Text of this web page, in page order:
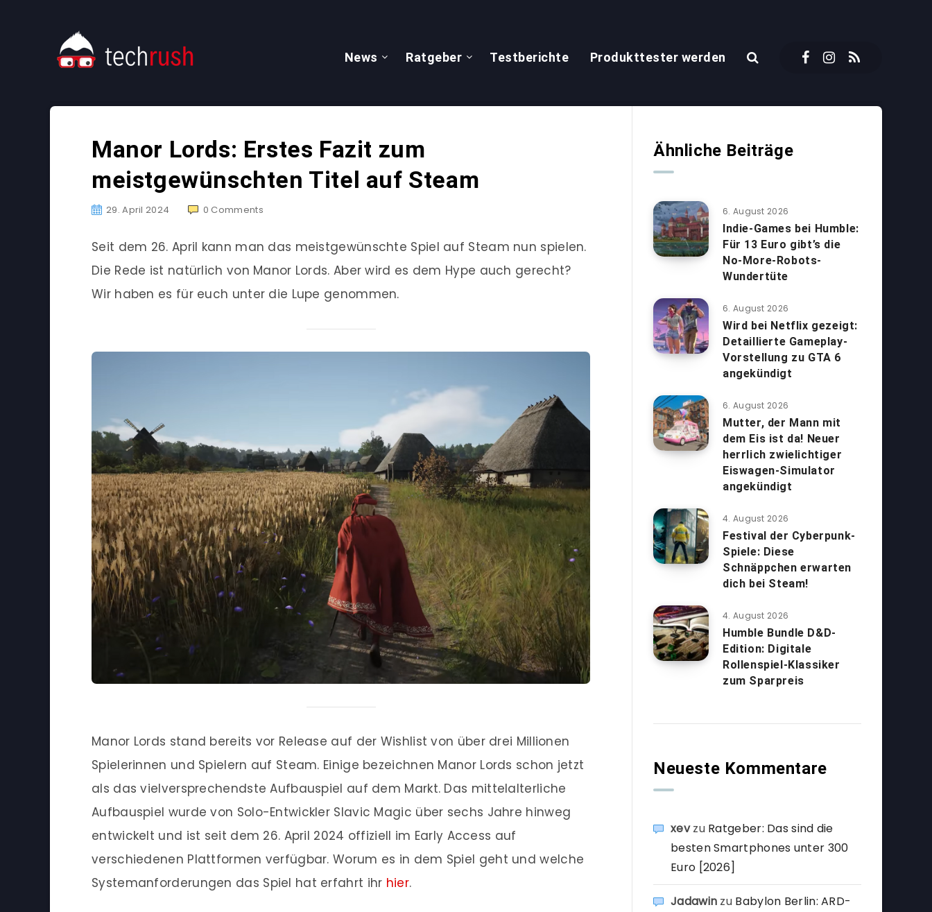
News Ratgeber Testberichte Produkttester werden
Manor Lords: Erstes Fazit zum
meistgewünschten Titel auf Steam
29. April 2024 0 Comments
Seit dem 26. April kann man das meistgewünschte Spiel auf Steam nun spielen.
Die Rede ist natürlich von Manor Lords. Aber wird es dem Hype auch gerecht?
Wir haben es für euch unter die Lupe genommen.
Manor Lords stand bereits vor Release auf der Wishlist von über drei Millionen
Spielerinnen und Spielern auf Steam. Einige bezeichnen Manor Lords schon jetzt
als das vielversprechendste Aufbauspiel auf dem Markt. Das mittelalterliche
Aufbauspiel wurde von Solo-Entwickler Slavic Magic über sechs Jahre hinweg
entwickelt und ist seit dem 26. April 2024 offiziell im Early Access auf
verschiedenen Plattformen verfügbar. Worum es in dem Spiel geht und welche
Systemanforderungen das Spiel hat erfahrt ihr hier.
Ähnliche Beiträge
6. August 2026
Indie-Games bei Humble:
Für 13 Euro gibt’s die
No-More-Robots-
Wundertüte
6. August 2026
Wird bei Netflix gezeigt:
Detaillierte Gameplay-
Vorstellung zu GTA 6
angekündigt
6. August 2026
Mutter, der Mann mit
dem Eis ist da! Neuer
herrlich zwielichtiger
Eiswagen-Simulator
angekündigt
4. August 2026
Festival der Cyberpunk-
Spiele: Diese
Schnäppchen erwarten
dich bei Steam!
4. August 2026
Humble Bundle D&D-
Edition: Digitale
Rollenspiel-Klassiker
zum Sparpreis
Neueste Kommentare
xevzu Ratgeber: Das sind die
besten Smartphones unter 300
Euro [2026]
Jadawin zu Babylon Berlin: ARD-